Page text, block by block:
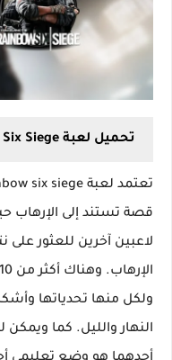
تحميل لعبة Rainbow Six Siege للكمبيوتر والاندرويد
قصة تستند إلى الإرهاب
لاعبين آخرين للعثور
ولكل منها تحدياتها
النهار والليل. كما ويمكن